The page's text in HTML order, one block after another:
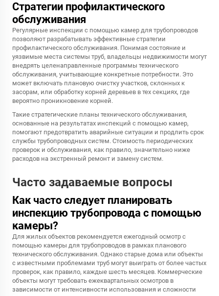
Стратегии профилактического
обслуживания
Регулярные инспекции с помощью камер для трубопроводов
позволяют разрабатывать эффективные стратегии
профилактического обслуживания. Понимая состояние и
уязвимые места системы труб, владельцы недвижимости могут
внедрять целенаправленные программы технического
обслуживания, учитывающие конкретные потребности. Это
может включать плановую очистку участков, склонных к
засорам, или обработку корней деревьев в тех секциях, где
вероятно проникновение корней.
Такие стратегические планы технического обслуживания,
основанные на результатах инспекций с помощью камер,
помогают предотвратить аварийные ситуации и продлить срок
службы трубопроводных систем. Стоимость периодических
проверок и обслуживания, как правило, значительно ниже
расходов на экстренный ремонт и замену систем.
Часто задаваемые вопросы
Как часто следует планировать
инспекцию трубопровода с помощью
камеры?
Для жилых объектов рекомендуется ежегодный осмотр с
помощью камеры для трубопроводов в рамках планового
технического обслуживания. Однако старые дома или объекты
с известными проблемами труб могут выиграть от более частых
проверок, как правило, каждые шесть месяцев. Коммерческие
объекты могут требовать ежеквартальных осмотров в
зависимости от интенсивности использования и сложности